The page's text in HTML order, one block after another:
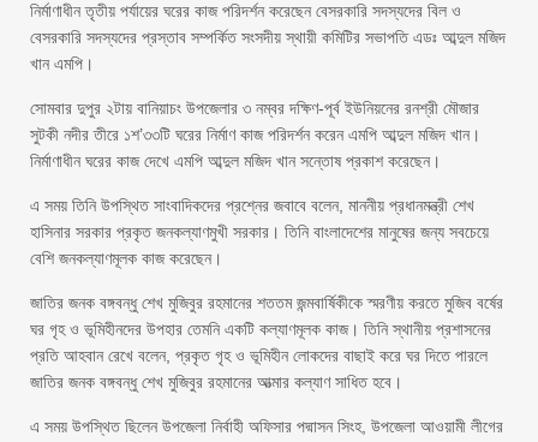
নির্মাণাধীন তৃতীয় পর্যায়ের ঘরের কাজ পরিদর্শন করেছেন বেসরকারি সদস্যদের বিল ও
বেসরকারি সদস্যদের প্রস্তাব সম্পর্কিত সংসদীয় স্থায়ী কমিটির সভাপতি এডঃ আব্দুল মজিদ
খান এমপি।
সোমবার দুপুর ২টায় বানিয়াচং উপজেলার ৩ নম্বর দক্ষিণ-পূর্ব ইউনিয়নের রনশ্রী মৌজার
সুটকী নদীর তীরে ১শ’৩৩টি ঘরের নির্মাণ কাজ পরিদর্শন করেন এমপি আব্দুল মজিদ খান।
নির্মাণাধীন ঘরের কাজ দেখে এমপি আব্দুল মজিদ খান সন্তোষ প্রকাশ করেছেন।
এ সময় তিনি উপস্থিত সাংবাদিকদের প্রশ্নের জবাবে বলেন, মাননীয় প্রধানমন্ত্রী শেখ
হাসিনার সরকার প্রকৃত জনকল্যাণমুখী সরকার। তিনি বাংলাদেশের মানুষের জন্য সবচেয়ে
বেশি জনকল্যাণমূলক কাজ করেছেন।
জাতির জনক বঙ্গবন্ধু শেখ মুজিবুর রহমানের শততম জন্মবার্ষিকীকে স্মরণীয় করতে মুজিব বর্ষের
ঘর গৃহ ও ভূমিহীনদের উপহার তেমনি একটি কল্যাণমূলক কাজ। তিনি স্থানীয় প্রশাসনের
প্রতি আহবান রেখে বলেন, প্রকৃত গৃহ ও ভূমিহীন লোকদের বাছাই করে ঘর দিতে পারলে
জাতির জনক বঙ্গবন্ধু শেখ মুজিবুর রহমানের আত্মার কল্যাণ সাধিত হবে।
এ সময় উপস্থিত ছিলেন উপজেলা নির্বাহী অফিসার পদ্মাসন সিংহ, উপজেলা আওয়ামী লীগের